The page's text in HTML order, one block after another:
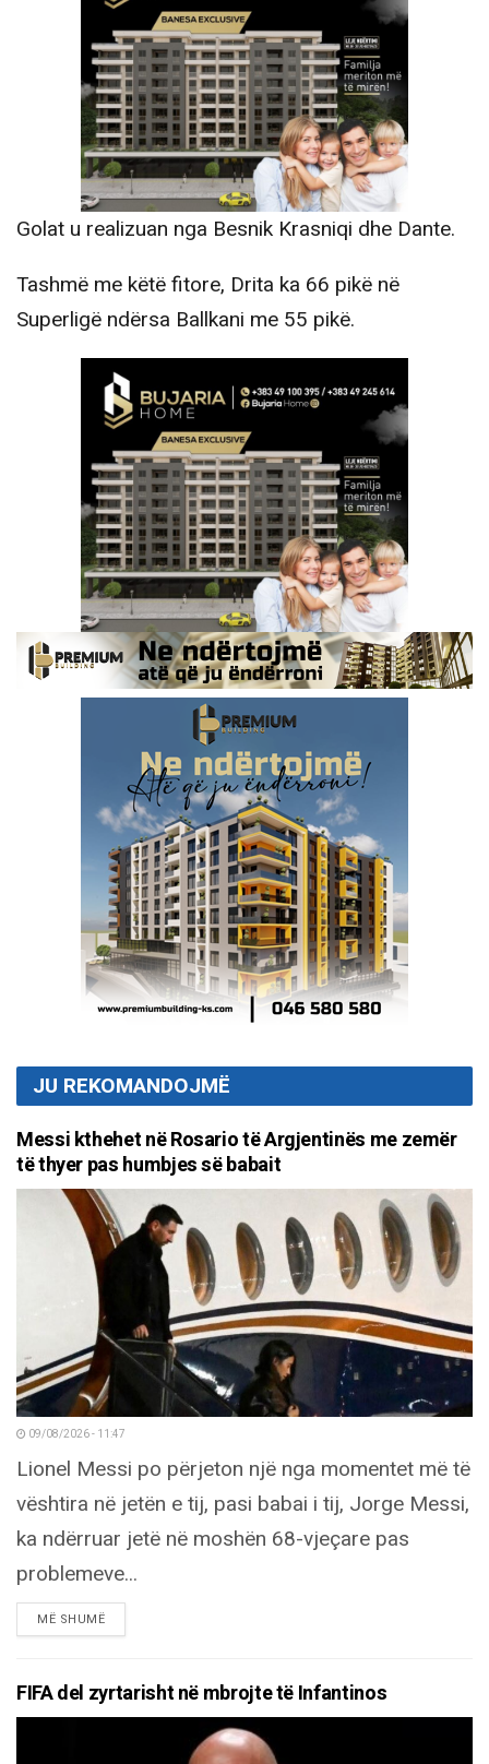
Golat u realizuan nga Besnik Krasniqi dhe Dante.
Tashmë me këtë fitore, Drita ka 66 pikë në
Superligë ndërsa Ballkani me 55 pikë.
JU REKOMANDOJMË
Messi kthehet në Rosario të Argjentinës me zemër
të thyer pas humbjes së babait
09/08/2026 - 11:47
Lionel Messi po përjeton një nga momentet më të
vështira në jetën e tij, pasi babai i tij, Jorge Messi,
ka ndërruar jetë në moshën 68-vjeçare pas
problemeve...
MË SHUMËDETAILS
FIFA del zyrtarisht në mbrojte të Infantinos